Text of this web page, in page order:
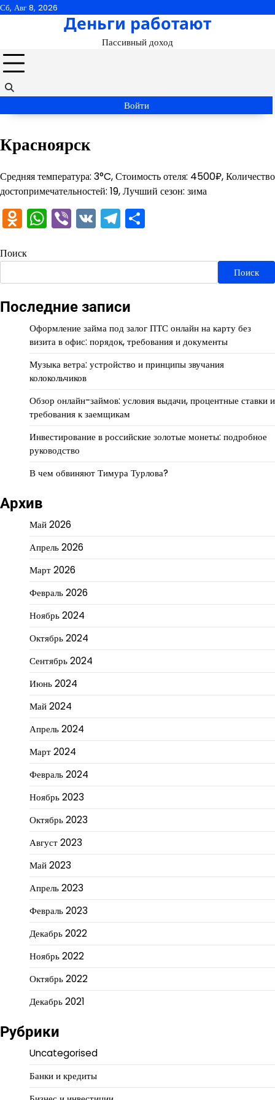
Перейти
Сб, Авг 8, 2026
Деньги работают
Пассивный доход
Войти
Красноярск
Средняя температура: 3°C, Стоимость отеля: 4500₽, Количество
достопримечательностей: 19, Лучший сезон: зима
Odnoklassniki
WhatsApp
Viber
VKTelegram
Поиск
Поиск
Последние записи
Оформление займа под залог ПТС онлайн на карту без
визита в офис: порядок, требования и документы
Музыка ветра: устройство и принципы звучания
колокольчиков
Обзор онлайн-займов: условия выдачи, процентные ставки и
требования к заемщикам
Инвестирование в российские золотые монеты: подробное
руководство
В чем обвиняют Тимура Турлова?
Архив
Май 2026
Апрель 2026
Март 2026
Февраль 2026
Ноябрь 2024
Октябрь 2024
Сентябрь 2024
Июнь 2024
Май 2024
Апрель 2024
Март 2024
Февраль 2024
Ноябрь 2023
Октябрь 2023
Август 2023
Май 2023
Апрель 2023
Февраль 2023
Декабрь 2022
Ноябрь 2022
Октябрь 2022
Декабрь 2021
Рубрики
Uncategorised
Банки и кредиты